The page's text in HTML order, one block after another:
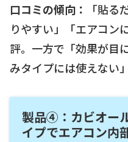
口コミの傾向：
「貼
りやすい」「エアコン
評。一方で「効果が目
みタイプには使えない
製品④：カビオー
イプでエアコン内